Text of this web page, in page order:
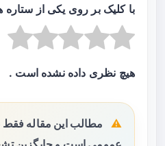
با کلیک بر روی یکی از ستاره ها از ۱ تا ۵ امتیاز
هیچ نظری داده نشده است .
مطالب این مقاله فقط